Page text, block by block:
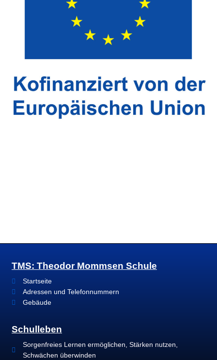
TMS: Theodor Mommsen Schule
Startseite
Adressen und Telefonnummern
Gebäude
Schulleben
Sorgenfreies Lernen ermöglichen, Stärken nutzen,
Schwächen überwinden